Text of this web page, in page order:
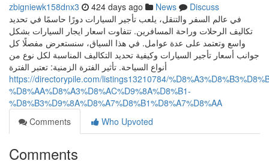
zbigniewk158dnx3 424 days ago News
Discuss
في عالم السفر والتنقل، يلعب تأجير السيارات دورًا حاسمًا في تحديد
تكاليف الرحلات وراحة المسافرين. تتفاوت اسعار ايجار السيارات بشكل
واسع وتعتمد على عدة عوامل. في هذا السياق، سنستعرض مفصلًا كل
جوانب أسعار تأجير السيارات وكيفية تحديد التكاليف المناسبة لكل نوع من
أنواع السياحة. تأثير الفترة الزمنية: تعتبر الفترة
https://directorypile.com/listings13210784/
%D8%AA%D8%A3%D8%AC%D9%8A%D8%B1-
%D8%B3%D9%8A%D8%A7%D8%B1%D8%A7%D8%AA
Comments
Who Upvoted
Comments